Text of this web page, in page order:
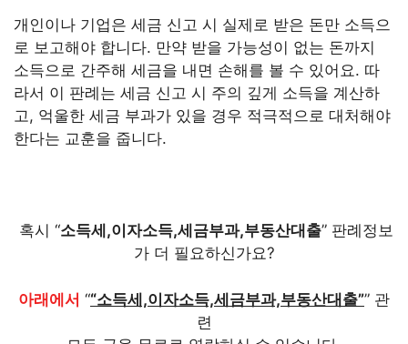
개인이나 기업은 세금 신고 시 실제로 받은 돈만 소득으
로 보고해야 합니다. 만약 받을 가능성이 없는 돈까지
소득으로 간주해 세금을 내면 손해를 볼 수 있어요. 따
라서 이 판례는 세금 신고 시 주의 깊게 소득을 계산하
고, 억울한 세금 부과가 있을 경우 적극적으로 대처해야
한다는 교훈을 줍니다.
혹시 “소득세,이자소득,세금부과,부동산대출” 판례정보
가 더 필요하신가요?
아래에서 ““소득세,이자소득,세금부과,부동산대출”” 관
련